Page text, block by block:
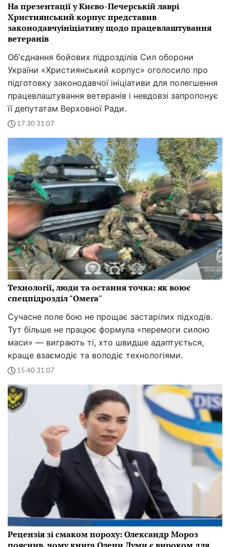
На презентації у Києво-Печерській лаврі
Християнський корпус представив
законодавчуініціативу щодо працевлаштування
ветеранів
Об'єднання бойових підрозділів Сил оборони
України «Християнський корпус» оголосило про
підготовку законодавчої ініціативи для полегшення
працевлаштування ветеранів і невдовзі запропонує
її депутатам Верховної Ради.
17:30 31.07
Технології, люди та остання точка: як воює
спецпідрозділ "Омега"
Сучасне поле бою не прощає застарілих підходів.
Тут більше не працює формула «перемоги силою
маси» — виграють ті, хто швидше адаптується,
краще взаємодіє та володіє технологіями.
15:40 31.07
Рецензія зі смаком пороху: Олександр Мороз